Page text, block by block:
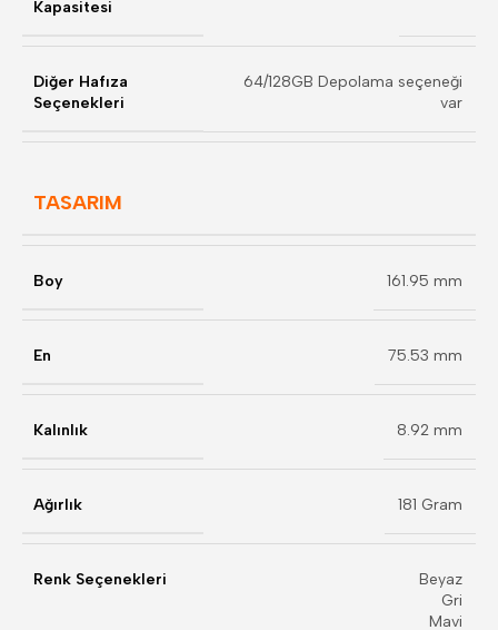
Kapasitesi
Diğer Hafıza
Seçenekleri
64/128GB Depolama seçeneği
var
TASARIM
Boy 161.95 mm
En 75.53 mm
Kalınlık 8.92 mm
Ağırlık 181 Gram
Renk Seçenekleri
Beyaz
Gri
Mavi